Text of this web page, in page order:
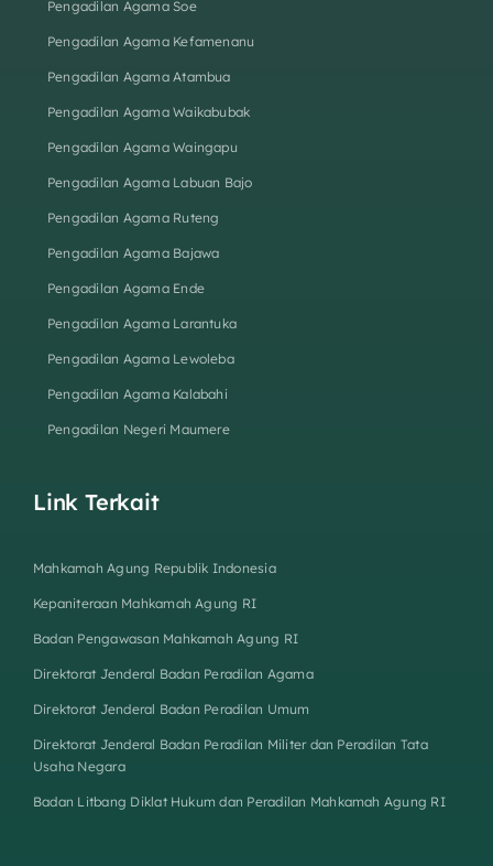
Pengadilan Agama Soe
Pengadilan Agama Kefamenanu
Pengadilan Agama Atambua
Pengadilan Agama Waikabubak
Pengadilan Agama Waingapu
Pengadilan Agama Labuan Bajo
Pengadilan Agama Ruteng
Pengadilan Agama Bajawa
Pengadilan Agama Ende
Pengadilan Agama Larantuka
Pengadilan Agama Lewoleba
Pengadilan Agama Kalabahi
Pengadilan Negeri Maumere
Link Terkait
Mahkamah Agung Republik Indonesia
Kepaniteraan Mahkamah Agung RI
Badan Pengawasan Mahkamah Agung RI
Direktorat Jenderal Badan Peradilan Agama
Direktorat Jenderal Badan Peradilan Umum
Direktorat Jenderal Badan Peradilan Militer dan Peradilan Tata
Usaha Negara
Badan Litbang Diklat Hukum dan Peradilan Mahkamah Agung RI